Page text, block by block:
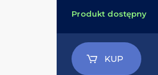
Produkt dostępny
KUP